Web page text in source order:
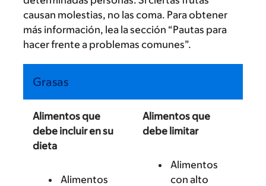
causan molestias, no las coma. Para obtener
más información, lea la sección “Pautas para
hacer frente a problemas comunes”.
Grasas
Alimentos que
debe incluir en su
dieta
Alimentos
Alimentos que
debe limitar
Alimentos
con alto